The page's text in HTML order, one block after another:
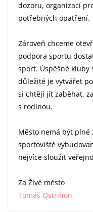
dozoru, organizací
potřebných opatření.
Zároveň chceme
podpora sportu
sport. Úspěšné kluby
důležité je vytvářet
si chtějí jít zaběhat,
s rodinou.
Město nemá být plné
sportoviště
nejvíce sloužit
Za Živé město
Tomáš Ostrihon